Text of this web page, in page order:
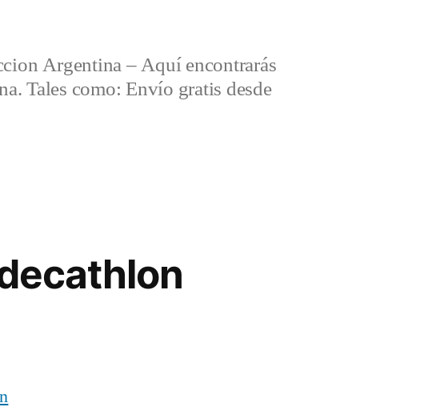
Argentina – Aquí encontrarás
Tales como: Envío gratis desde